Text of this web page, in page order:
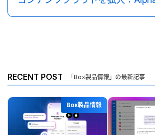
RECENT POST 「Box製品情報」の最新記事
Box製品情報